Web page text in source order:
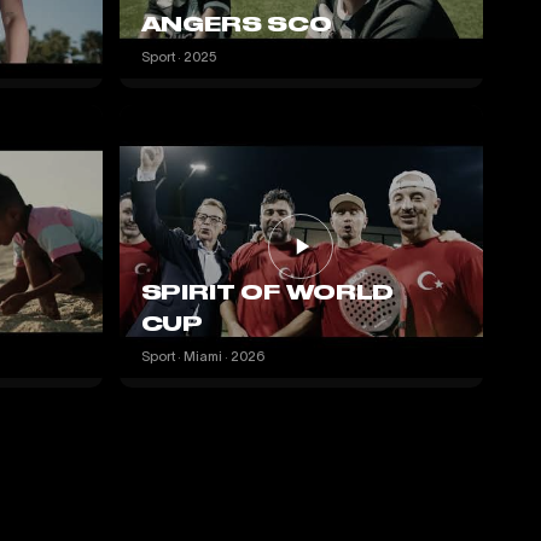
ANGERS SCO
Sport · 2025
SPIRIT OF WORLD
CUP
Sport · Miami · 2026